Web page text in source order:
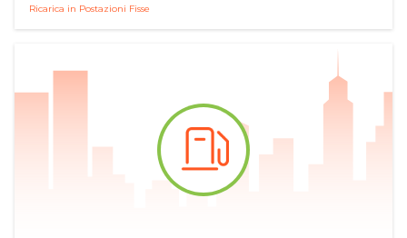
Ricarica in Postazioni Fisse